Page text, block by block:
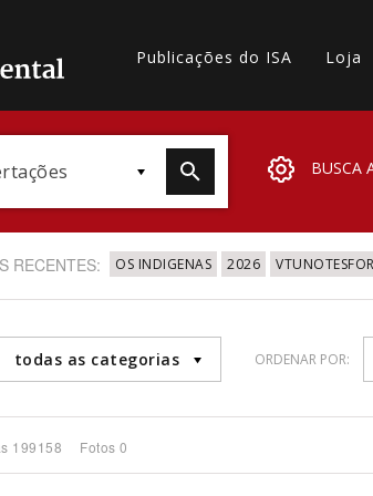
Publicações do ISA Loja
BUSCA
RECENTES: OS INDIGENAS 2026
todas as categorias ORDENAR POR:
199158 Fotos 0